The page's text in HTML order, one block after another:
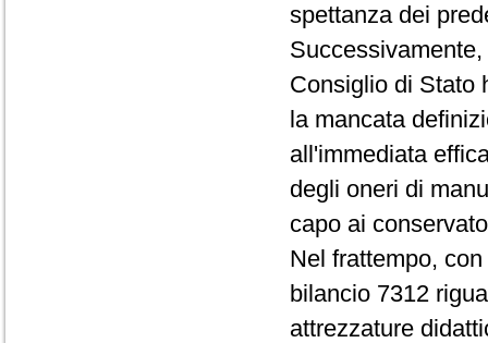
spettanza dei
Consiglio di Stato
la mancata
all'immediata
degli oneri di
capo ai
Nel frattempo,
bilancio 7312
attrezzature